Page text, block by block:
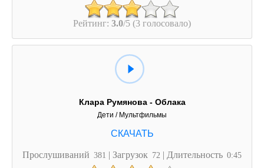
Рейтинг: 3.0/5 (3 голосовало)
Клара Румянова - Облака
Дети / Мультфильмы
Прослушиваний 381 | Загрузок 72 | Длительность 0:45